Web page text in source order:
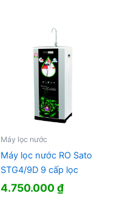
Máy lọc nước
Máy lọc nước RO Sato
STG4/9D 9 cấp lọc
4.750.000₫